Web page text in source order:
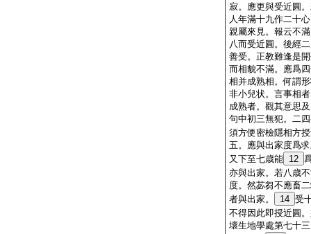
寂。應更與受近圓
人年滿十九作二十
親屬來見。報云不
八而受近圓。後經
善受。正教難逢是
而相貌不滿。應爲
相并成熟相。何謂
非小兒状。言事相
成熟者。觀其意思
句中初三無犯。二
須方便密檢隱相方
五。應與出家度爲
又下至七歳能 12
亦與出家。若八歳
度。然苾芻不應畜
者與出家。
14 受
不得因此即授近圓
壞生地學處第七十三